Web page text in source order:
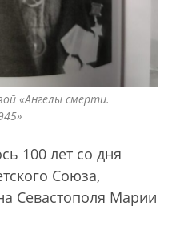
«Ангелы смерти.
100 лет со дня
Союза,
Севастополя Марии